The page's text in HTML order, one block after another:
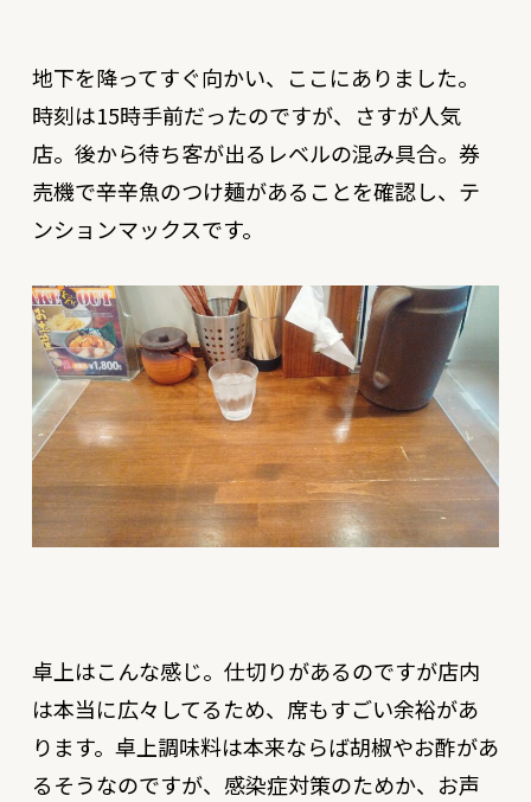
地下を降ってすぐ向かい、ここにありました。
時刻は15時手前だったのですが、さすが人気
店。後から待ち客が出るレベルの混み具合。券
売機で辛辛魚のつけ麺があることを確認し、テ
ンションマックスです。
卓上はこんな感じ。仕切りがあるのですが店内
は本当に広々してるため、席もすごい余裕があ
ります。卓上調味料は本来ならば胡椒やお酢があ
るそうなのですが、感染症対策のためか、お声